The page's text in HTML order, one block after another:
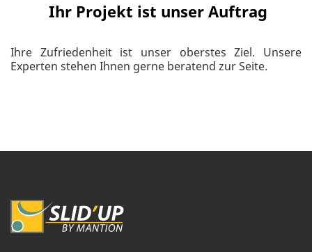
Ihr Projekt ist unser Auftrag
Ihre Zufriedenheit ist unser oberstes Ziel. Unsere
Experten stehen Ihnen gerne beratend zur Seite.